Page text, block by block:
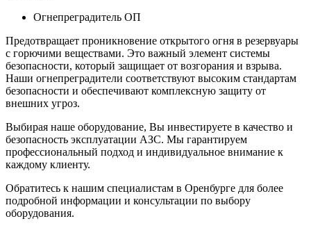
Огнепреградитель ОП
Предотвращает проникновение открытого огня в резервуары
с горючими веществами. Это важный элемент системы
безопасности, который защищает от возгорания и взрыва.
Наши огнепреградители соответствуют высоким стандартам
безопасности и обеспечивают комплексную защиту от
внешних угроз.
Выбирая наше оборудование, Вы инвестируете в качество и
безопасность эксплуатации АЗС. Мы гарантируем
профессиональный подход и индивидуальное внимание к
каждому клиенту.
Обратитесь к нашим специалистам в Оренбурге для более
подробной информации и консультации по выбору
оборудования.